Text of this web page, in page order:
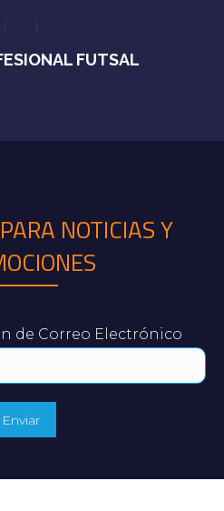
FUTSAL
Las
opciones
se
elegir
la
página
de
NOTICIAS Y
de Correo Electrónico